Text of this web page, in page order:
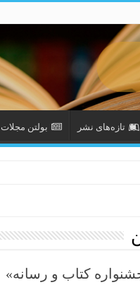
تازەهای نشر بولتن مجلات
کتاب و رسانه»